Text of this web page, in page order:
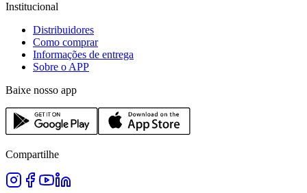
Institucional
Distribuidores
Como comprar
Informações de entrega
Sobre o APP
Baixe nosso app
Compartilhe